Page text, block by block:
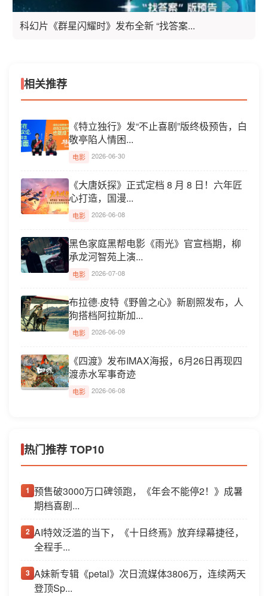
科幻片《群星闪耀时》发布全新 “找答案...
相关推荐
《特立独行》发“不止喜剧”版终极预告，白
敬亭陷人情困...
电影 2026-06-30
《大唐妖探》正式定档 8 月 8 日！六年匠
心打造，国漫...
电影 2026-06-08
黑色家庭黑帮电影《雨光》官宣档期，柳
承龙河智苑上演...
电影 2026-07-08
布拉德·皮特《野兽之心》新剧照发布，人
狗搭档阿拉斯加...
电影 2026-06-09
《四渡》发布IMAX海报，6月26日再现四
渡赤水军事奇迹
电影 2026-06-08
热门推荐 TOP10
1 预售破3000万口碑领跑，《年会不能停2！》成暑
期档喜剧...
2 AI特效泛滥的当下，《十日终焉》放弃绿幕捷径，
全程手...
3 A妹新专辑《petal》次日流媒体3806万，连续两天
登顶Sp...